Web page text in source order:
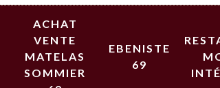
ACHAT
VENTE
MATELAS
SOMMIER
EBENISTE
69